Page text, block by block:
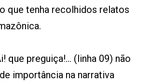
que tenha recolhidos relatos
que preguiça!... (linha 09) não
importância na narrativa